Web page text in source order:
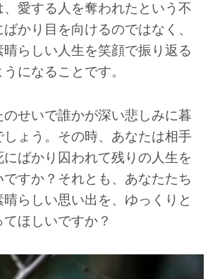
愛する人を奪われたという不
かり目を向けるのではなく、
らしい人生を笑顔で振り返る
になることです。
せいで誰かが深い悲しみに暮
しょう。その時、あなたは相手
にばかり囚われて残りの人生を
すか？それとも、あなたたち
らしい思い出を、ゆっくりと
ほしいですか？